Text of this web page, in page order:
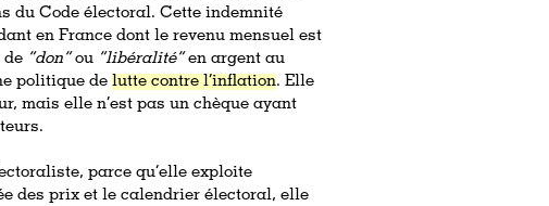
du Code électoral. Cette indemnité
en France dont le revenu mensuel est
de “don”ou “libéralité”en argent au
politique delutte contre l’inflation. Elle
mais elle n’est pas un chèque ayant
parce qu’elle exploite
des prix et le calendrier électoral, elle